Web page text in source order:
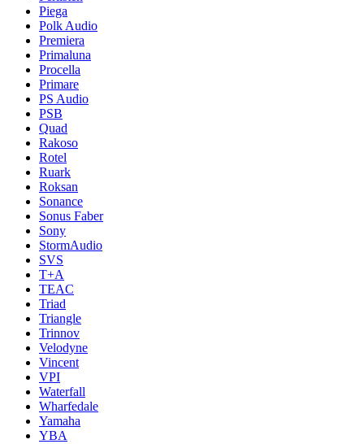
Piega
Polk Audio
Premiera
Primaluna
Procella
Primare
PS Audio
PSB
Quad
Rakoso
Rotel
Ruark
Roksan
Sonance
Sonus Faber
Sony
StormAudio
SVS
T+A
TEAC
Triad
Triangle
Trinnov
Velodyne
Vincent
VPI
Waterfall
Wharfedale
Yamaha
YBA